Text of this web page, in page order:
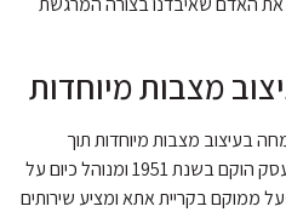
מצבות מיוחדות
בעיצוב מצבות מיוחדות תוך
הקפדה על איכות ושירות מקצועי. העסק הוקם בשנת 1951 ומנוהל כיום על
ממוקם בקריית אתא ומציע שירותים